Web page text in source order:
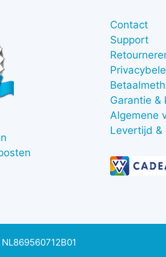
Contact
Support
Garantie &
Algemene
Levertijd &